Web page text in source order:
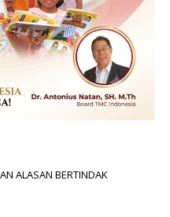
ALASAN BERTINDAK